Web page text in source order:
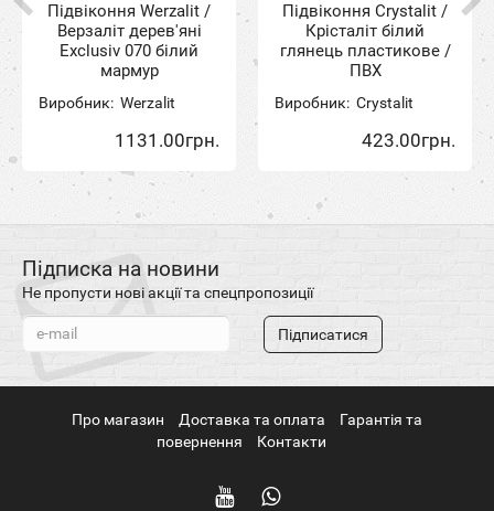
Підвіконня Werzalit /
Верзаліт дерев'яні
Exclusiv 070 білий
мармур
Виробник: Werzalit
1131.00грн.
Підвіконня Crystalit /
Крісталіт білий
глянець пластикове /
ПВХ
Виробник: Crystalit
423.00грн.
Підписка на новини
Не пропусти нові акції та спецпропозиції
Підписатися
Про магазин Доставка та оплата
Гарантія та
повернення
Контакти